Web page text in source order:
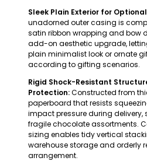
Sleek Plain Exterior for
unadorned outer casing is
satin ribbon wrapping and bow
add-on aesthetic upgrade,
plain minimalist look or ornate
according to gifting scenarios.
Rigid Shock-Resistant
Protection:Constructed from
paperboard that resists
impact pressure during
fragile chocolate assortments.
sizing enables tidy vertical
warehouse storage and orderly
arrangement.